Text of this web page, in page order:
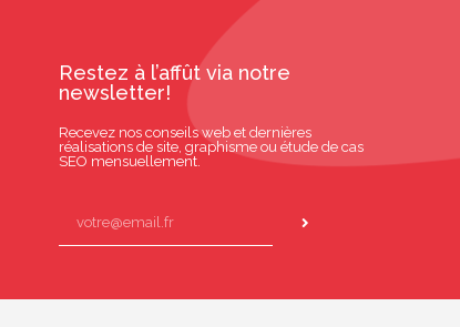
Restez à l’affût via notre
newsletter!
Recevez nos conseils web et dernières
réalisations de site, graphisme ou étude de cas
SEO mensuellement.